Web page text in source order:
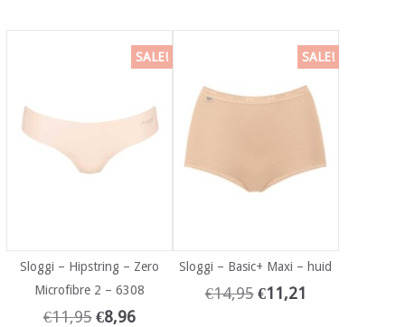
SALE!
Sloggi – Hipstring – Zero
Microfibre 2 – 6308
€11,95 €8,96
SALE!
Sloggi – Basic+ Maxi – huid
€14,95 €11,21